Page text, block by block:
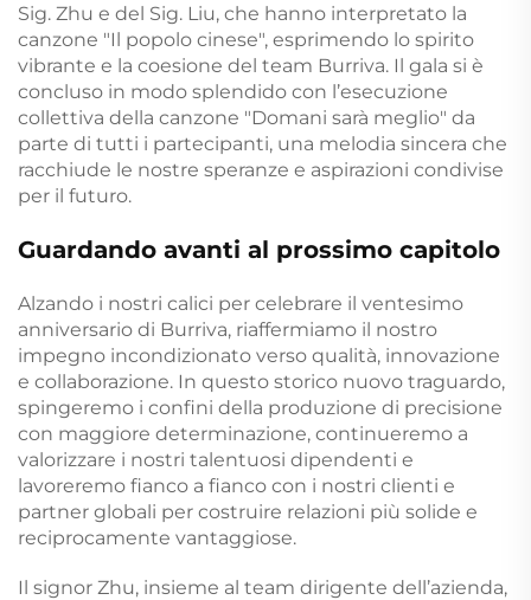
Sig. Zhu e del Sig. Liu, che hanno interpretato la
canzone "Il popolo cinese", esprimendo lo spirito
vibrante e la coesione del team Burriva. Il gala si è
concluso in modo splendido con l’esecuzione
collettiva della canzone "Domani sarà meglio" da
parte di tutti i partecipanti, una melodia sincera che
racchiude le nostre speranze e aspirazioni condivise
per il futuro.
Guardando avanti al prossimo capitolo
Alzando i nostri calici per celebrare il ventesimo
anniversario di Burriva, riaffermiamo il nostro
impegno incondizionato verso qualità, innovazione
e collaborazione. In questo storico nuovo traguardo,
spingeremo i confini della produzione di precisione
con maggiore determinazione, continueremo a
valorizzare i nostri talentuosi dipendenti e
lavoreremo fianco a fianco con i nostri clienti e
partner globali per costruire relazioni più solide e
reciprocamente vantaggiose.
Il signor Zhu, insieme al team dirigente dell’azienda,